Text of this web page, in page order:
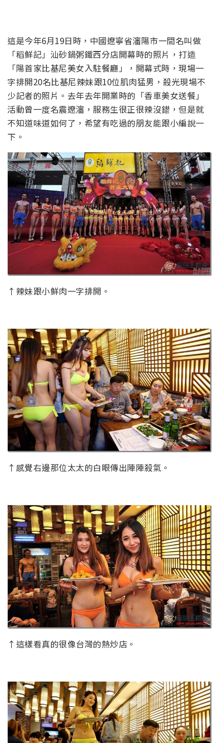
這是今年6月19日時，中國遼寧省瀋陽市一間名叫做
「稻鮮記」汕砂鍋粥鐵西分店開幕時的照片，打造
「陽首家比基尼美女入駐餐廳」，開幕式時，現場一
字排開20名比基尼辣妹跟10位肌肉猛男，殺光現場不
少記者的照片。去年去年開業時的「香車美女送餐」
活動曾一度名震遼瀋，服務生很正很辣沒錯，但是就
不知道味道如何了，希望有吃過的朋友能跟小編說一
下。
↑辣妹跟小鮮肉一字排開。
↑感覺右邊那位太太的白眼傳出陣陣殺氣。
↑這樣看真的很像台灣的熱炒店。